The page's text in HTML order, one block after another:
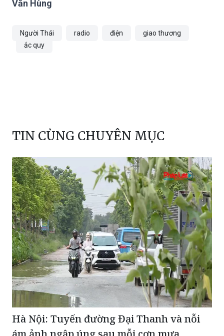
Người Thái
Hà Nội: Tuyến đường Đại Thanh và nỗi
ám ảnh ngập úng sau mỗi cơn mưa